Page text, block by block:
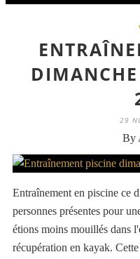
29
By
Entraînement en piscine ce
personnes présentes pour
étions moins mouillés dans
récupération en kayak.